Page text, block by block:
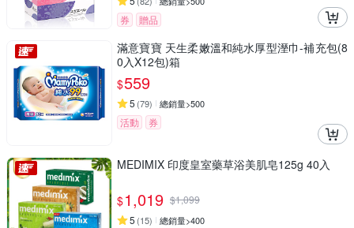
券 贈品
滿意寶寶 天生柔嫩溫和純水厚型溼巾-補充包(8
0入X12包)箱
$559
5 (79) 總銷量>500
活動 券
MEDIMIX 印度皇室藥草浴美肌皂125g 40入
$1,019 $1,099
5 (15) 總銷量>400